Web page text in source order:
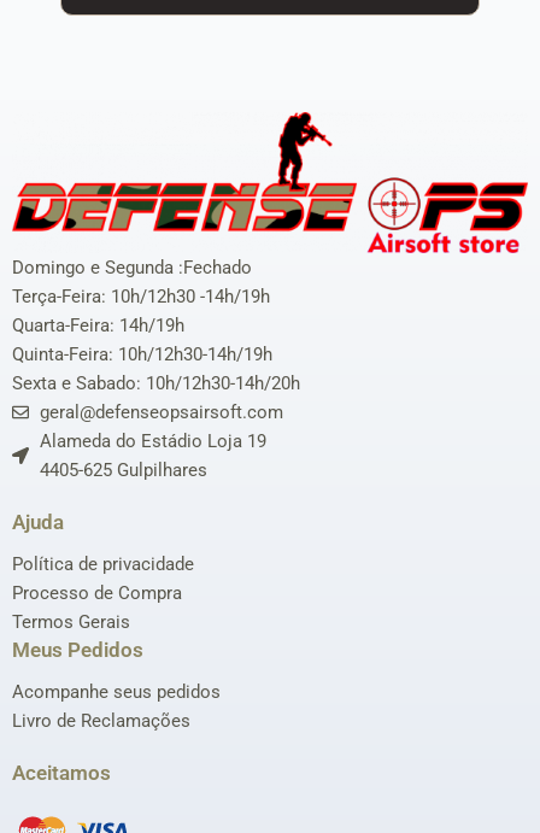
Domingo e Segunda :Fechado
Terça-Feira: 10h/12h30 -14h/19h
Quarta-Feira: 14h/19h
Quinta-Feira: 10h/12h30-14h/19h
Sexta e Sabado: 10h/12h30-14h/20h
geral@defenseopsairsoft.com
Alameda do Estádio Loja 19
4405-625 Gulpilhares
Ajuda
Política de privacidade
Processo de Compra
Termos Gerais
Meus Pedidos
Acompanhe seus pedidos
Livro de Reclamações
Aceitamos